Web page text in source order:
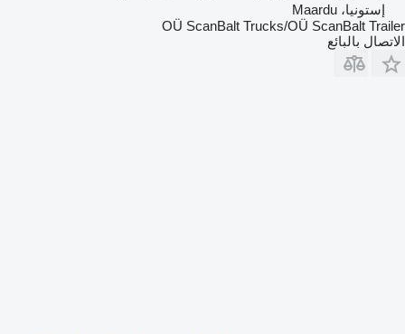
إستونيا، Maardu
OÜ ScanBalt Trucks/OÜ ScanBalt Trailer
الاتصال بالبائع